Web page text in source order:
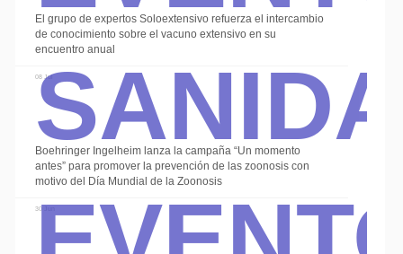
El grupo de expertos Soloextensivo refuerza el intercambio
de conocimiento sobre el vacuno extensivo en su
encuentro anual
08 Jul
Boehringer Ingelheim lanza la campaña “Un momento
antes” para promover la prevención de las zoonosis con
motivo del Día Mundial de la Zoonosis
30 Jun